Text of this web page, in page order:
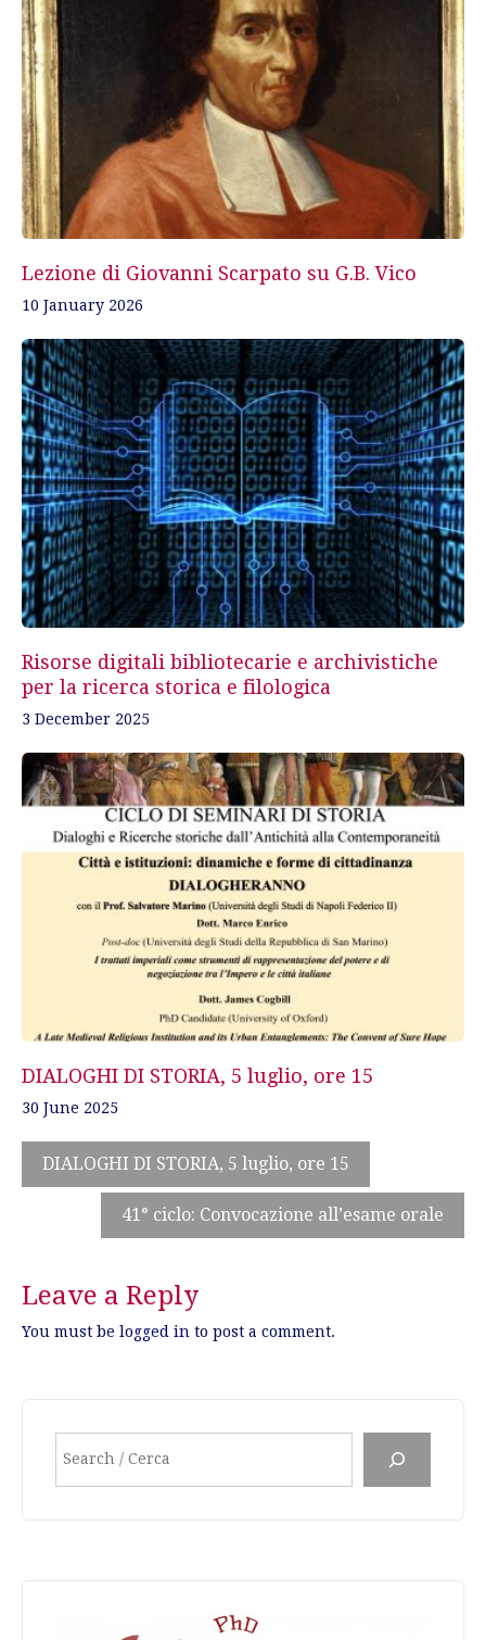
Lezione di Giovanni Scarpato su G.B. Vico
10 January 2026
Risorse digitali bibliotecarie e archivistiche
per la ricerca storica e filologica
3 December 2025
DIALOGHI DI STORIA, 5 luglio, ore 15
30 June 2025
DIALOGHI DI STORIA, 5 luglio, ore 15
41° ciclo: Convocazione all’esame orale
Leave a Reply
You must be logged in to post a comment.